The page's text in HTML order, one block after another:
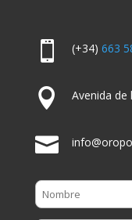
 (+34) 663
 Avenida
